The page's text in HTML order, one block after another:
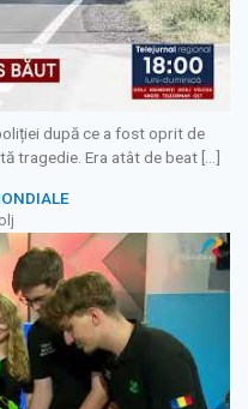
după ce a fost oprit de
tragedie. Era atât de beat […]